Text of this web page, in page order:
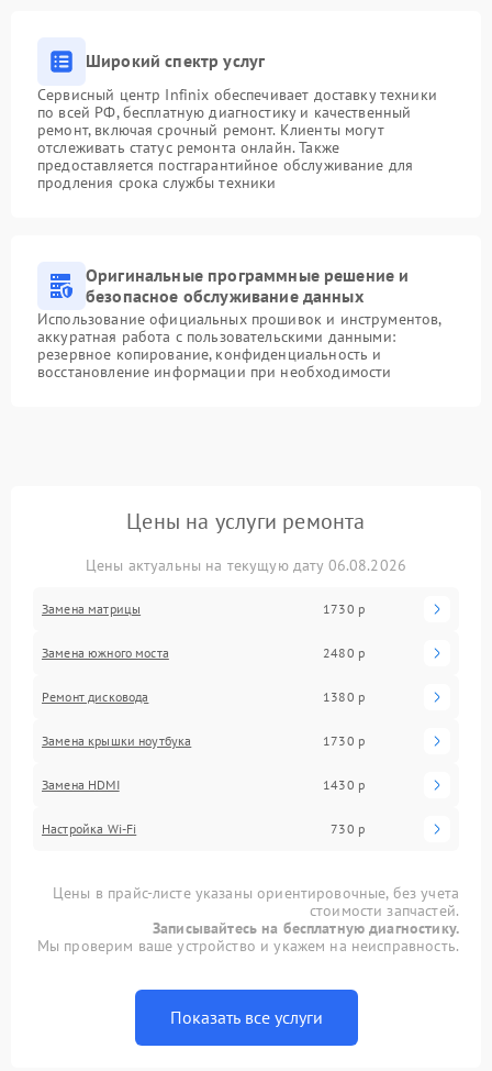
Широкий спектр услуг
Сервисный центр Infinix обеспечивает доставку техники
по всей РФ, бесплатную диагностику и качественный
ремонт, включая срочный ремонт. Клиенты могут
отслеживать статус ремонта онлайн. Также
предоставляется постгарантийное обслуживание для
продления срока службы техники
Оригинальные программные решение и
безопасное обслуживание данных
Использование официальных прошивок и инструментов,
аккуратная работа с пользовательскими данными:
резервное копирование, конфиденциальность и
восстановление информации при необходимости
Цены на услуги ремонта
Цены актуальны на текущую дату 06.08.2026
Замена матрицы 1730 р
Замена южного моста 2480 р
Ремонт дисковода 1380 р
Замена крышки ноутбука 1730 р
Замена HDMI 1430 р
Настройка Wi-Fi 730 р
Цены в прайс-листе указаны ориентировочные, без учета
стоимости запчастей.
Записывайтесь на бесплатную диагностику.
Мы проверим ваше устройство и укажем на неисправность.
Показать все услуги